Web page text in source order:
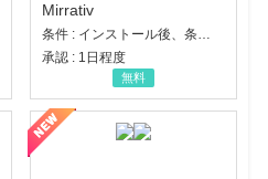
Mirrativ
条件 : インストール後、条件達成
承認 : 1日程度
無料